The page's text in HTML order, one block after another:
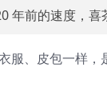
年前的速度，喜
服、皮包一样